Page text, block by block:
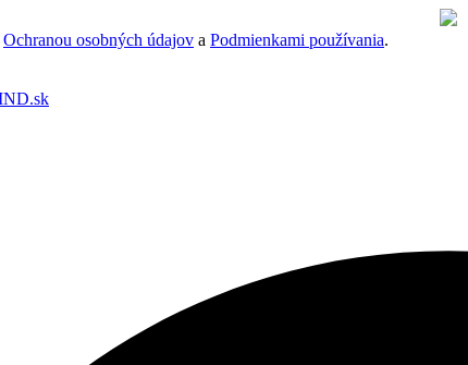
Ochranou osobných údajov a Podmienkami používania.